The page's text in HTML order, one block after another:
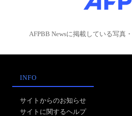
AFPBB Newsに掲載している写真
INFO
サイトからのお知らせ
サイトに関するヘルプ